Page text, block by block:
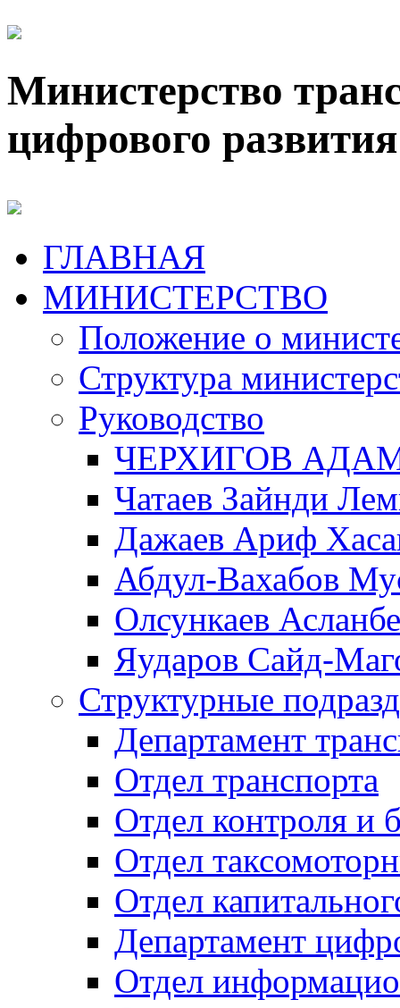
Министерство
цифрового
ГЛАВНАЯ
МИНИСТЕРСТВО
Положение о
Структура
Руководство
ЧЕРХИГОВ
Чатаев Зайнди
Дажаев Ариф
Абдул-Вахабов
Олсункаев
Яударов Сайд-
Структурные
Департамент
Отдел транспорта
Отдел контроля и
Отдел
Отдел
Департамент
Отдел